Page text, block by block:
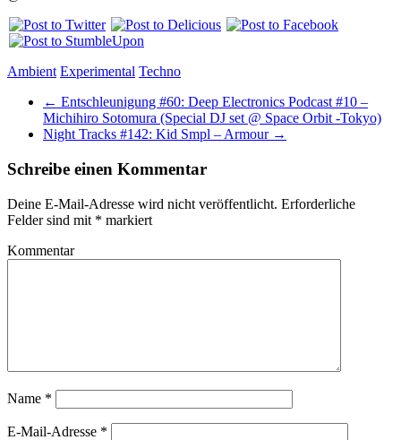
Ambient Experimental Techno
← Entschleunigung #60: Deep Electronics Podcast #10 –
Michihiro Sotomura (Special DJ set @ Space Orbit -Tokyo)
Night Tracks #142: Kid Smpl – Armour →
Schreibe einen Kommentar
Deine E-Mail-Adresse wird nicht veröffentlicht. Erforderliche
Felder sind mit * markiert
Kommentar
Name *
E-Mail-Adresse *